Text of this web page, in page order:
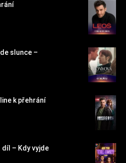
slunce –
k přehrání
díl – Kdy vyjde